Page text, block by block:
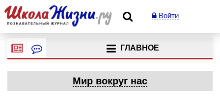
Войти
ГЛАВНОЕ
Мир вокруг нас